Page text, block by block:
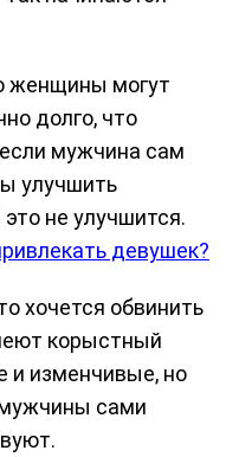
женщины могут
долго, что
мужчина сам
улучшить
не улучшится.
девушек?
хочется обвинить
корыстный
и изменчивые, но
мужчины сами